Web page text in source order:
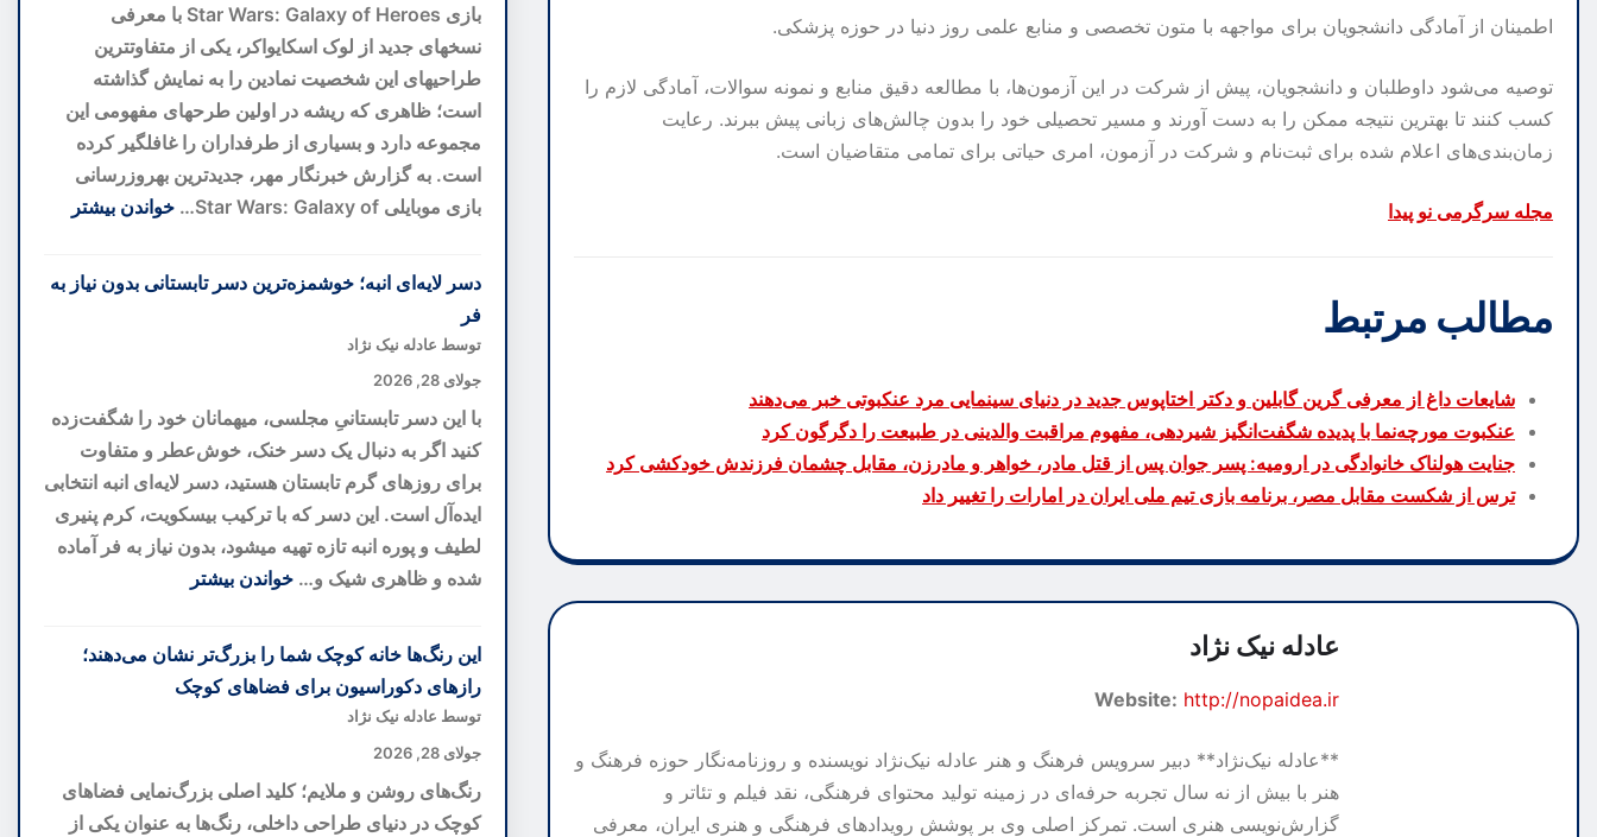
اطمینان از آمادگی دانشجویان برای مواجهه با متون تخصصی و منابع علمی روز دنیا در حوزه پزشکی.
توصیه می‌شود داوطلبان و دانشجویان، پیش از شرکت در این آزمون‌ها، با مطالعه دقیق منابع و نمونه سوالات، آمادگی لازم را
کسب کنند تا بهترین نتیجه ممکن را به دست آورند و مسیر تحصیلی خود را بدون چالش‌های زبانی پیش ببرند. رعایت
زمان‌بندی‌های اعلام شده برای ثبت‌نام و شرکت در آزمون، امری حیاتی برای تمامی متقاضیان است.
مجله سرگرمی نو پیدا
مطالب مرتبط
شایعات داغ از معرفی گرین گابلین و دکتر اختاپوس جدید در دنیای سینمایی مرد عنکبوتی خبر می‌دهند
عنکبوت مورچه‌نما با پدیده شگفت‌انگیز شیردهی، مفهوم مراقبت والدینی در طبیعت را دگرگون کرد
جنایت هولناک خانوادگی در ارومیه: پسر جوان پس از قتل مادر، خواهر و مادرزن، مقابل چشمان فرزندش خودکشی کرد
ترس از شکست مقابل مصر، برنامه بازی تیم ملی ایران در امارات را تغییر داد
عادله نیک نژاد
Website: http://nopaidea.ir
**عادله نیک‌نژاد** دبیر سرویس فرهنگ و هنر عادله نیک‌نژاد نویسنده و روزنامه‌نگار حوزه فرهنگ و
هنر با بیش از نه سال تجربه حرفه‌ای در زمینه تولید محتوای فرهنگی، نقد فیلم و تئاتر و
گزارش‌نویسی هنری است. تمرکز اصلی وی بر پوشش رویدادهای فرهنگی و هنری ایران، معرفی
به
سوی
پیشگیری
پیش
از
بحران
بازی Star Wars: Galaxy of Heroes با معرفی
نسخهای جدید از لوک اسکایواکر، یکی از متفاوتترین
طراحیهای این شخصیت نمادین را به نمایش گذاشته
است؛ ظاهری که ریشه در اولین طرحهای مفهومی این
مجموعه دارد و بسیاری از طرفداران را غافلگیر کرده
است. به گزارش خبرنگار مهر، جدیدترین بهروزرسانی
بازی موبایلی Star Wars: Galaxy of…
خواندن بیشتر
بازطراحی
لوک
اسکایواکر
از
ایدههای
اولیه؛
نسخهای
تازه
از
کهنهسرباز
کهکشانی
دسر لایه‌ای انبه؛ خوشمزه‌ترین دسر تابستانی بدون نیاز به
فر
توسط عادله نیک نژاد
جولای 28, 2026
با این دسر تابستانیِ مجلسی، میهمانان خود را شگفت‌زده
کنید اگر به دنبال یک دسر خنک، خوش‌عطر و متفاوت
برای روزهای گرم تابستان هستید، دسر لایه‌ای انبه انتخابی
ایده‌آل است. این دسر که با ترکیب بیسکویت، کرم پنیری
لطیف و پوره انبه تازه تهیه میشود، بدون نیاز به فر آماده
شده و ظاهری شیک و… خواندن بیشتر
دسر
لایه‌ای
انبه؛
خوشمزه‌ترین
تابستانی
این رنگ‌ها خانه کوچک شما را بزرگ‌تر نشان می‌دهند؛
رازهای دکوراسیون برای فضاهای کوچک
توسط عادله نیک نژاد
جولای 28, 2026
رنگ‌های روشن و ملایم؛ کلید اصلی بزرگ‌نمایی فضاهای
کوچک در دنیای طراحی داخلی، رنگ‌ها به عنوان یکی از